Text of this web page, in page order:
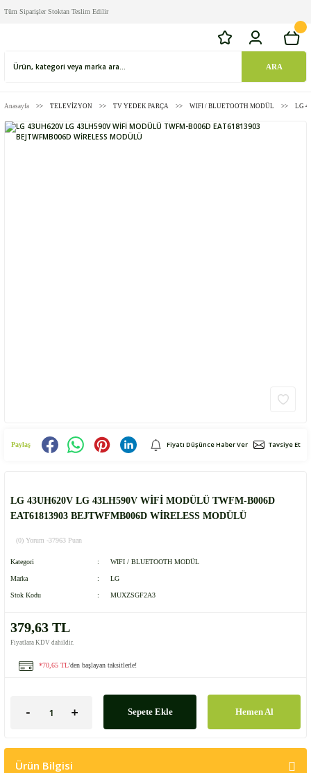
Tüm Siparişler Stoktan Teslim Edilir
ARA
Anasayfa TELEVİZYON TV YEDEK PARÇA WIFI / BLUETOOTH MODÜL LG
Paylaş Fiyatı Düşünce Haber Ver Tavsiye Et
LG 43UH620V LG 43LH590V WİFİ MODÜLÜ TWFM-B006D
EAT61813903 BEJTWFMB006D WİRELESS MODÜLÜ
(0) Yorum -37963 Puan
Kategori WIFI / BLUETOOTH MODÜL
Marka LG
Stok Kodu MUXZSGF2A3
379,63 TL
Fiyatlara KDV dahildir.
*70,65 TL'den başlayan taksitlerle!
Sepete Ekle Hemen Al
Ürün Bilgisi